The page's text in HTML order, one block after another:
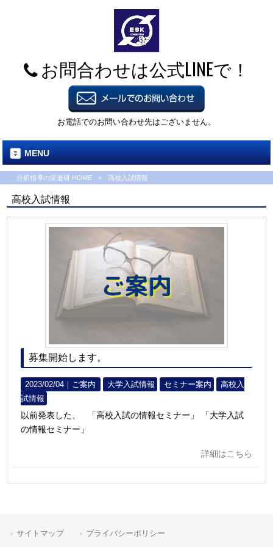
お問合わせは公式LINEで！
お電話でのお問い合わせ先はございません。
MENU
分析指導の栄進研 HOME > 高校入試情報
高校入試情報
募集開始します。
2023/02/04｜ ご案内 大学入試情報 セミナー案内
高校入
試情報
以前発表した、 「高校入試の情報セミナー」 「大学入試
の情報セミナー」
詳細はこちら
サイトマップ プライバシーポリシー